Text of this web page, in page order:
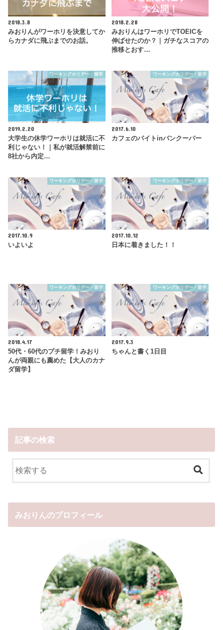
2018.3.8
みおりんがワーホリを決意してか
らカナダに飛ぶまでのお話。
2018.2.28
みおりんはワーホリでTOEICを
伸ばせたのか？｜ガチなスコアの
推移とおす…
ワーキングホリデー・留学
2019.2.20
大学生の休学ワーホリは就活に不
利じゃない！｜私が就活解禁前に
8社から内定…
ワーキングホリデー・留学
2017.6.10
カフェのバイトinバンクーバー
ワーキングホリデー・留学
2017.10.9
いよいよ
ワーキングホリデー・留学
2017.10.12
日本に着きました！！
ワーキングホリデー・留学
2018.4.17
50代・60代のプチ留学！みおり
んが両親にも薦めた【大人のカナ
ダ留学】
ワーキングホリデー・留学
2017.9.3
ちゃんと書く1日目
記事の検索
みおりんのプロフィール